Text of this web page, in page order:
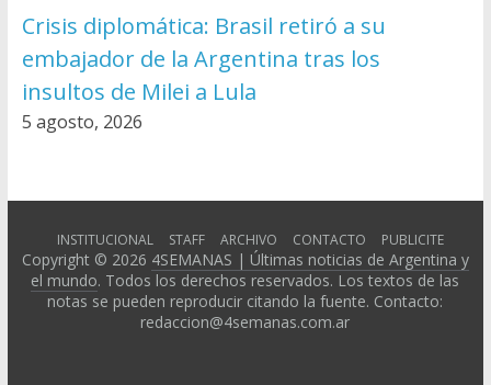
Crisis diplomática: Brasil retiró a su
embajador de la Argentina tras los
insultos de Milei a Lula
5 agosto, 2026
INSTITUCIONAL STAFF ARCHIVO CONTACTO PUBLICITE
Copyright © 2026 4SEMANAS | Últimas noticias de Argentina y
el mundo. Todos los derechos reservados. Los textos de las
notas se pueden reproducir citando la fuente. Contacto:
redaccion@4semanas.com.ar